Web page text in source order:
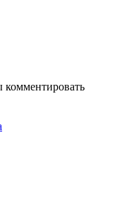
комментировать